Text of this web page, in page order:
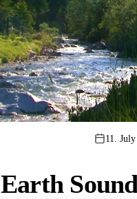
11.
Earth